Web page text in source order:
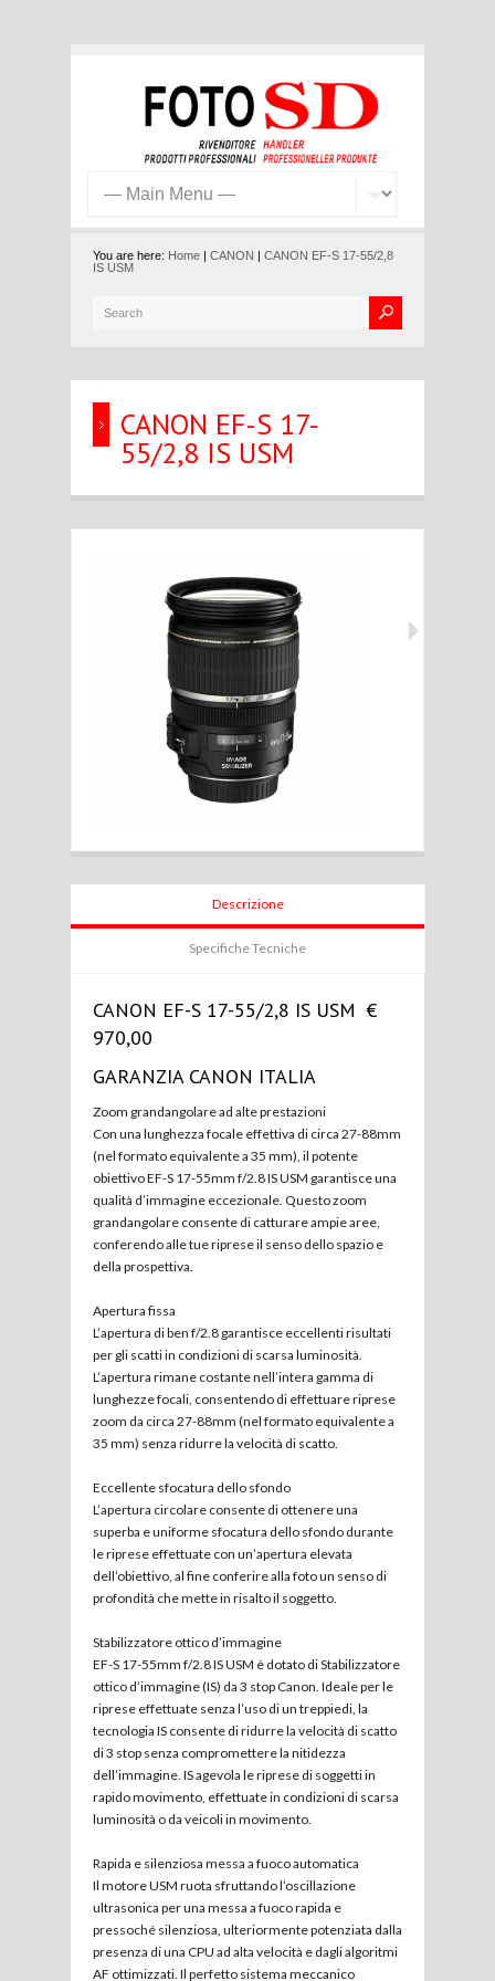
You are here: Home CANON
CANON EF-S 17-55/2,8
IS USM
CANON EF-S 17-
55/2,8 IS USM
Descrizione
Specifiche Tecniche
CANON EF-S 17-55/2,8 IS USM €
970,00
GARANZIA CANON ITALIA
Zoom grandangolare ad alte prestazioni
Con una lunghezza focale effettiva di circa 27-88mm
(nel formato equivalente a 35 mm), il potente
obiettivo EF-S 17-55mm f/2.8 IS USM garantisce una
qualità d’immagine eccezionale. Questo zoom
grandangolare consente di catturare ampie aree,
conferendo alle tue riprese il senso dello spazio e
della prospettiva.
Apertura fissa
L’apertura di ben f/2.8 garantisce eccellenti risultati
per gli scatti in condizioni di scarsa luminosità.
L’apertura rimane costante nell’intera gamma di
lunghezze focali, consentendo di effettuare riprese
zoom da circa 27-88mm (nel formato equivalente a
35 mm) senza ridurre la velocità di scatto.
Eccellente sfocatura dello sfondo
L’apertura circolare consente di ottenere una
superba e uniforme sfocatura dello sfondo durante
le riprese effettuate con un’apertura elevata
dell’obiettivo, al fine conferire alla foto un senso di
profondità che mette in risalto il soggetto.
Stabilizzatore ottico d’immagine
EF-S 17-55mm f/2.8 IS USM è dotato di Stabilizzatore
ottico d’immagine (IS) da 3 stop Canon. Ideale per le
riprese effettuate senza l’uso di un treppiedi, la
tecnologia IS consente di ridurre la velocità di scatto
di 3 stop senza compromettere la nitidezza
dell’immagine. IS agevola le riprese di soggetti in
rapido movimento, effettuate in condizioni di scarsa
luminosità o da veicoli in movimento.
Rapida e silenziosa messa a fuoco automatica
Il motore USM ruota sfruttando l’oscillazione
ultrasonica per una messa a fuoco rapida e
pressoché silenziosa, ulteriormente potenziata dalla
presenza di una CPU ad alta velocità e dagli algoritmi
AF ottimizzati. Il perfetto sistema meccanico